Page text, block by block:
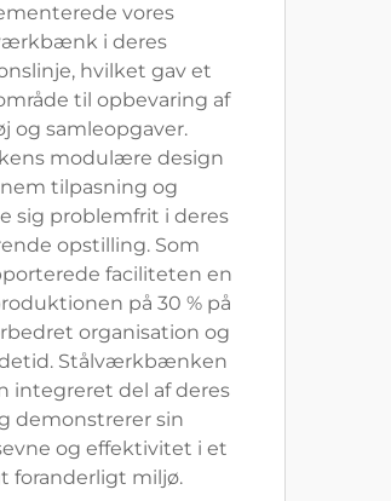
vores
i deres
hvilket gav et
til opbevaring af
og samleopgaver.
modulære design
tilpasning og
sig problemfrit i deres
opstilling. Som
faciliteten en
på 30 % på
organisation og
Stålværkbænken
integreret del af deres
demonstrerer sin
og effektivitet i et
foranderligt miljø.